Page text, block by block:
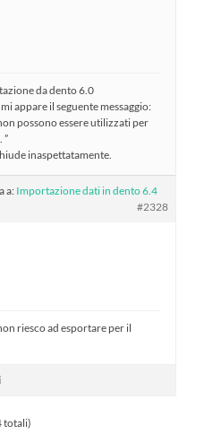
da dento 6.0
appare il seguente messaggio:
possono essere utilizzati per
”
inaspettatamente.
a: Importazione dati in dento 6.4
#2328
riesco ad esportare per il
totali)